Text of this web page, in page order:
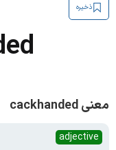
ذخیره
معنی cackhanded
adjective